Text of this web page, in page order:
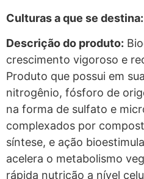
Culturas a que se destina:
Descrição do produto:
crescimento vigoroso e
Produto que possui em
nitrogênio, fósforo de
na forma de sulfato e
complexados por
síntese, e ação
acelera o metabolismo
rápida nutrição a nível